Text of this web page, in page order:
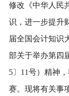
修改《中华人民
识，进一步提升
届全国会计知识
部关于举办第四
5〕11号）精神
赛。现将有关事